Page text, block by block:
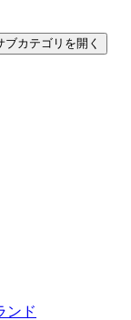
カテゴリを開く
ンド